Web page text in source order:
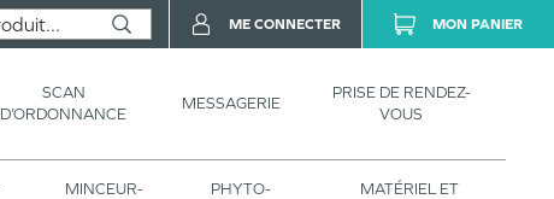
SCAN
D’ORDONNANCE
MESSAGERIE
PRISE DE RENDEZ-
VOUS
MINCEUR-
PHYTO-
MATÉRIEL ET
ME CONNECTER MON PANIER